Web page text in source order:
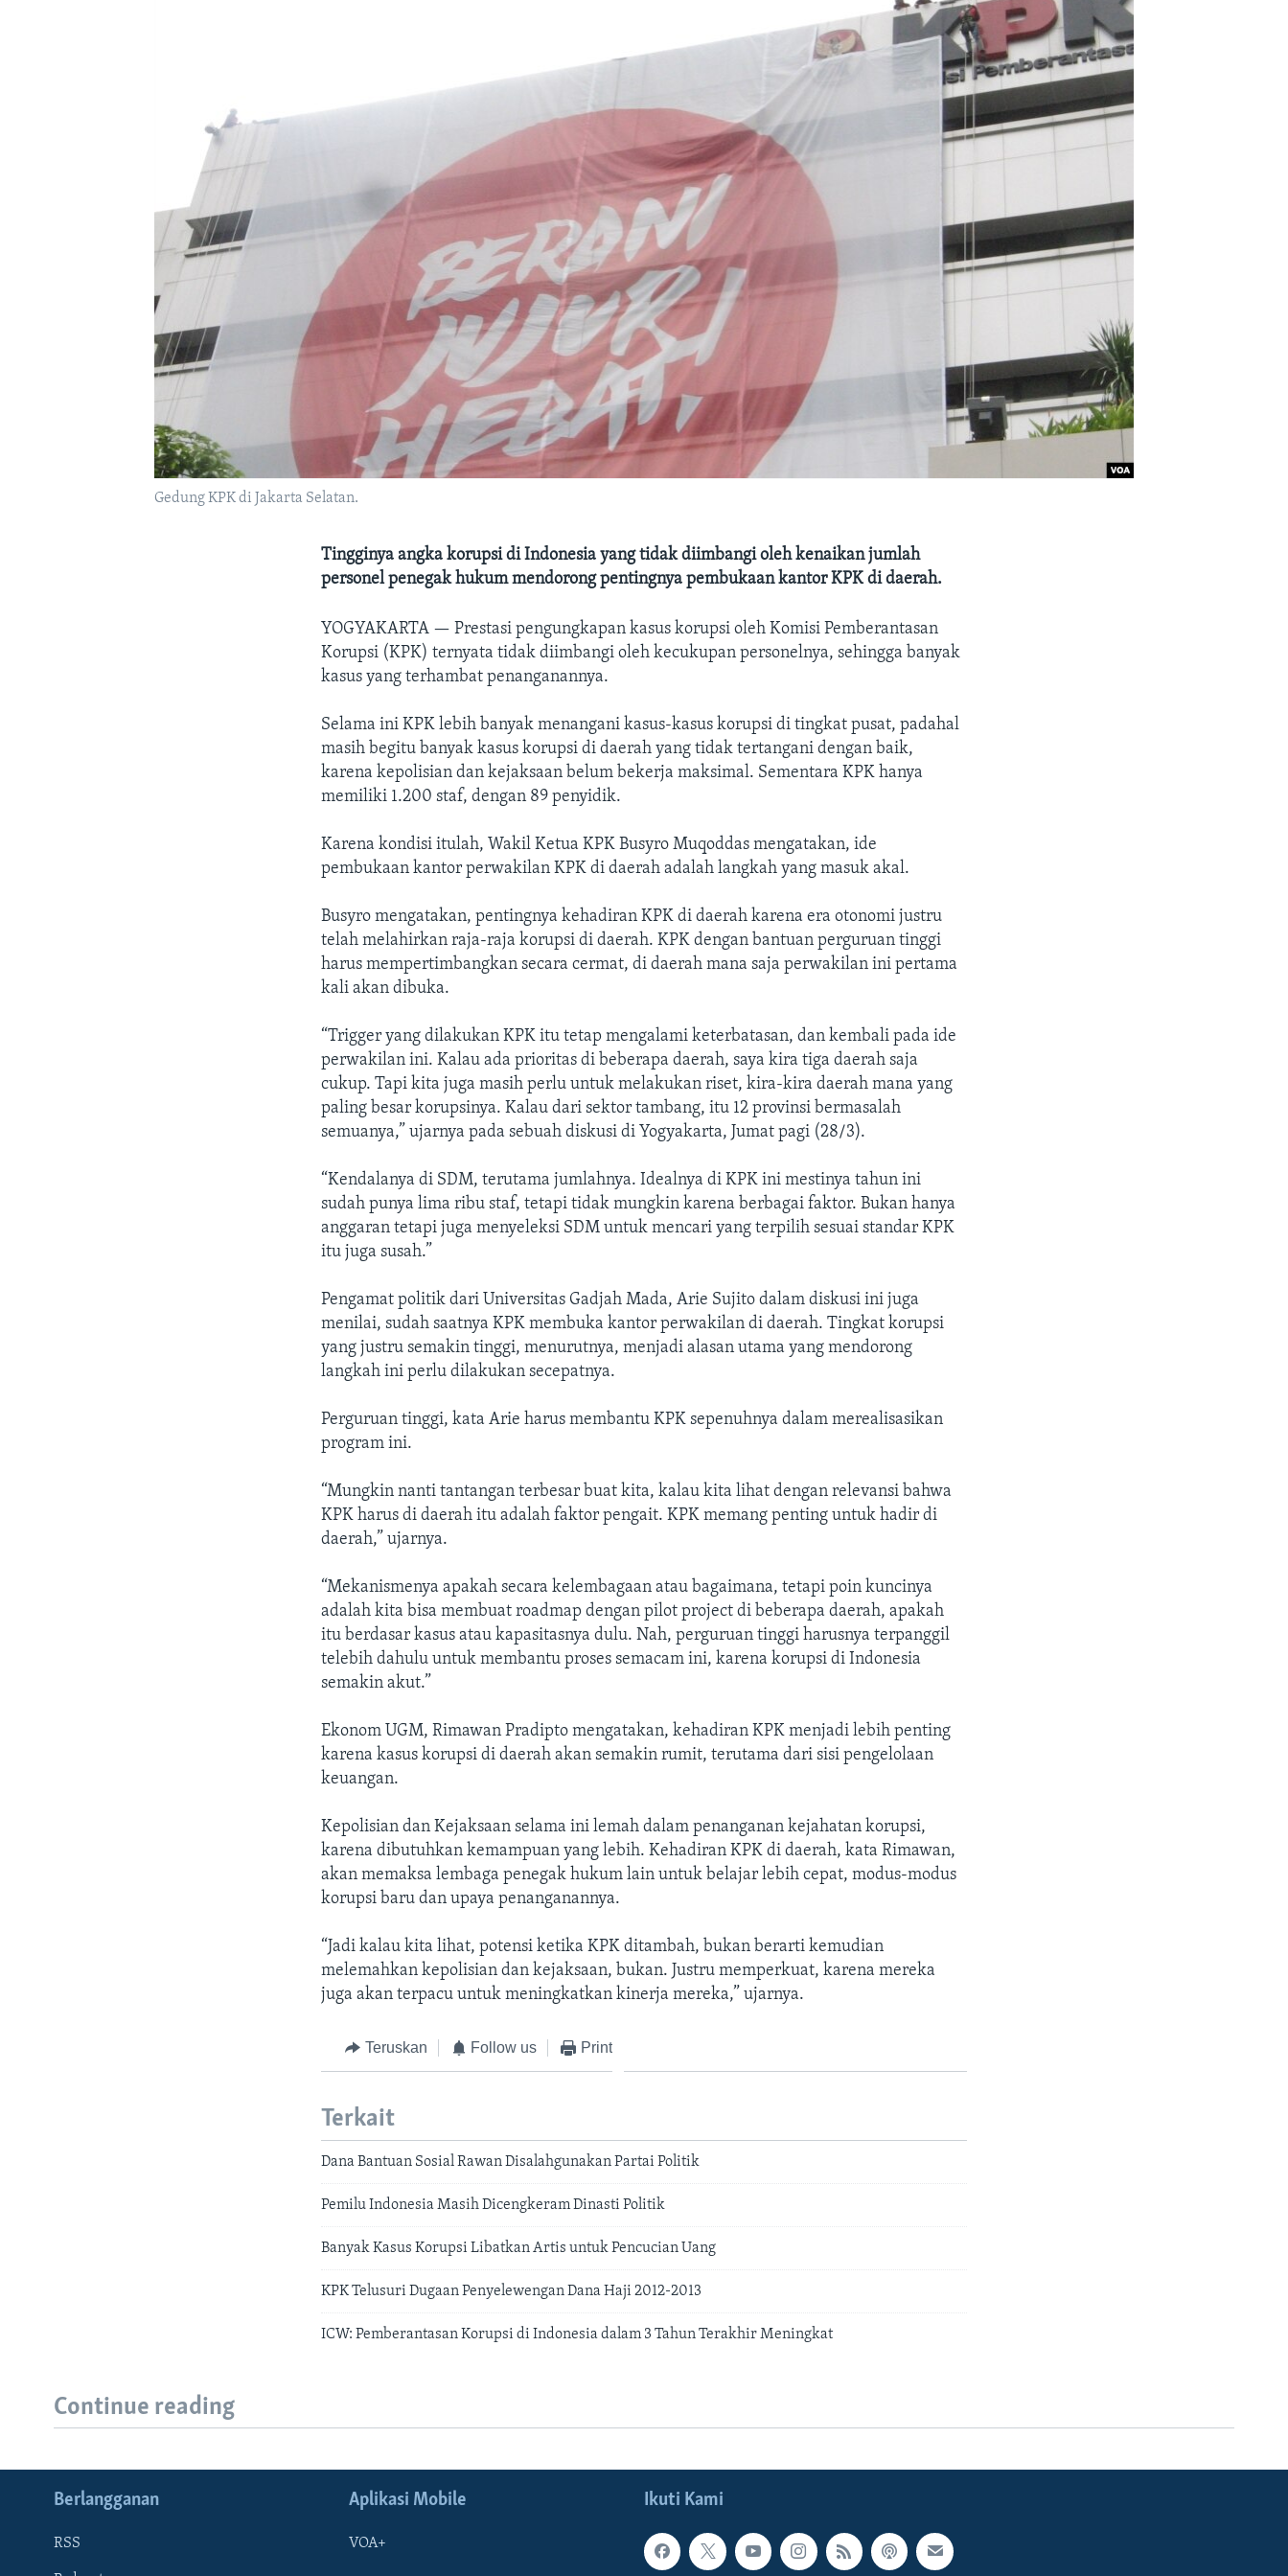
Gedung KPK di Jakarta Selatan.
Tingginya angka korupsi di Indonesia yang tidak diimbangi oleh kenaikan jumlah
personel penegak hukum mendorong pentingnya pembukaan kantor KPK di daerah.
YOGYAKARTA —Prestasi pengungkapan kasus korupsi oleh Komisi Pemberantasan
Korupsi (KPK) ternyata tidak diimbangi oleh kecukupan personelnya, sehingga banyak
kasus yang terhambat penanganannya.
Selama ini KPK lebih banyak menangani kasus-kasus korupsi di tingkat pusat, padahal
masih begitu banyak kasus korupsi di daerah yang tidak tertangani dengan baik,
karena kepolisian dan kejaksaan belum bekerja maksimal. Sementara KPK hanya
memiliki 1.200 staf, dengan 89 penyidik.
Karena kondisi itulah, Wakil Ketua KPK Busyro Muqoddas mengatakan, ide
pembukaan kantor perwakilan KPK di daerah adalah langkah yang masuk akal.
Busyro mengatakan, pentingnya kehadiran KPK di daerah karena era otonomi justru
telah melahirkan raja-raja korupsi di daerah. KPK dengan bantuan perguruan tinggi
harus mempertimbangkan secara cermat, di daerah mana saja perwakilan ini pertama
kali akan dibuka.
“Trigger yang dilakukan KPK itu tetap mengalami keterbatasan, dan kembali pada ide
perwakilan ini. Kalau ada prioritas di beberapa daerah, saya kira tiga daerah saja
cukup. Tapi kita juga masih perlu untuk melakukan riset, kira-kira daerah mana yang
paling besar korupsinya. Kalau dari sektor tambang, itu 12 provinsi bermasalah
semuanya,” ujarnya pada sebuah diskusi di Yogyakarta, Jumat pagi (28/3).
“Kendalanya di SDM, terutama jumlahnya. Idealnya di KPK ini mestinya tahun ini
sudah punya lima ribu staf, tetapi tidak mungkin karena berbagai faktor. Bukan hanya
anggaran tetapi juga menyeleksi SDM untuk mencari yang terpilih sesuai standar KPK
itu juga susah.”
Pengamat politik dari Universitas Gadjah Mada, Arie Sujito dalam diskusi ini juga
menilai, sudah saatnya KPK membuka kantor perwakilan di daerah. Tingkat korupsi
yang justru semakin tinggi, menurutnya, menjadi alasan utama yang mendorong
langkah ini perlu dilakukan secepatnya.
Perguruan tinggi, kata Arie harus membantu KPK sepenuhnya dalam merealisasikan
program ini.
“Mungkin nanti tantangan terbesar buat kita, kalau kita lihat dengan relevansi bahwa
KPK harus di daerah itu adalah faktor pengait. KPK memang penting untuk hadir di
daerah,” ujarnya.
“Mekanismenya apakah secara kelembagaan atau bagaimana, tetapi poin kuncinya
adalah kita bisa membuat roadmap dengan pilot project di beberapa daerah, apakah
itu berdasar kasus atau kapasitasnya dulu. Nah, perguruan tinggi harusnya terpanggil
telebih dahulu untuk membantu proses semacam ini, karena korupsi di Indonesia
semakin akut.”
Ekonom UGM, Rimawan Pradipto mengatakan, kehadiran KPK menjadi lebih penting
karena kasus korupsi di daerah akan semakin rumit, terutama dari sisi pengelolaan
keuangan.
Kepolisian dan Kejaksaan selama ini lemah dalam penanganan kejahatan korupsi,
karena dibutuhkan kemampuan yang lebih. Kehadiran KPK di daerah, kata Rimawan,
akan memaksa lembaga penegak hukum lain untuk belajar lebih cepat, modus-modus
korupsi baru dan upaya penanganannya.
“Jadi kalau kita lihat, potensi ketika KPK ditambah, bukan berarti kemudian
melemahkan kepolisian dan kejaksaan, bukan. Justru memperkuat, karena mereka
juga akan terpacu untuk meningkatkan kinerja mereka,” ujarnya.
Teruskan Follow us Print
Terkait
Dana Bantuan Sosial Rawan Disalahgunakan Partai Politik
Pemilu Indonesia Masih Dicengkeram Dinasti Politik
Banyak Kasus Korupsi Libatkan Artis untuk Pencucian Uang
KPK Telusuri Dugaan Penyelewengan Dana Haji 2012-2013
ICW: Pemberantasan Korupsi di Indonesia dalam 3 Tahun Terakhir Meningkat
Continue reading
Ikuti Kami
Berlangganan
RSS
Aplikasi Mobile
VOA+